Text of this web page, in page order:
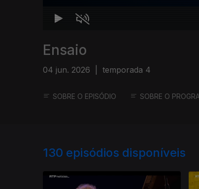
Ensaio
04 jun. 2026 temporada 4
SOBRE O EPISÓDIO SOBRE O
130 episódios disponíveis